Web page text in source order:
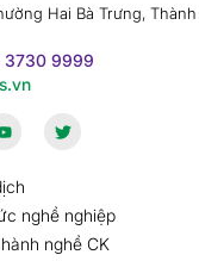
Hai Bà Trưng,
3730 9999
nghề nghiệp
nghề CK